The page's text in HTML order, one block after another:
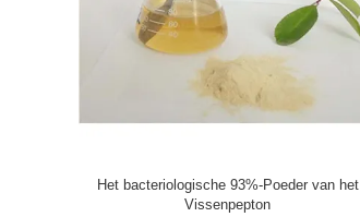
7% amino de Stikstof van het Bron stikstof
Plantaardig Pepton Organisch Poeder